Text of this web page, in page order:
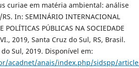
curiae em matéria ambiental: análise
In: SEMINÁRIO INTERNACIONAL
POLÍTICAS PÚBLICAS NA SOCIEDADE
2019, Santa Cruz do Sul, RS, Brasil.
Sul, 2019. Disponível em:
acadnet/anais/index.php/sidspp/